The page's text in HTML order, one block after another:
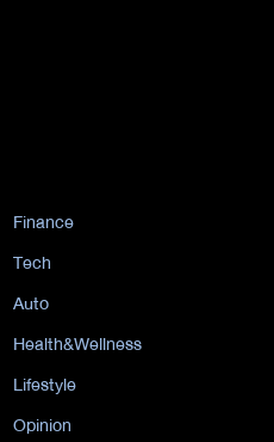
Finance
Tech
Auto
Health&Wellness
Lifestyle
Opinion